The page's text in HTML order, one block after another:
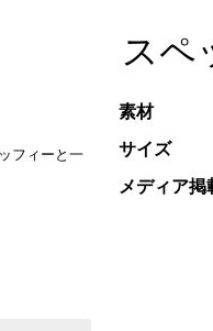
フィーと一
スペ
素材
サイズ
メディア掲